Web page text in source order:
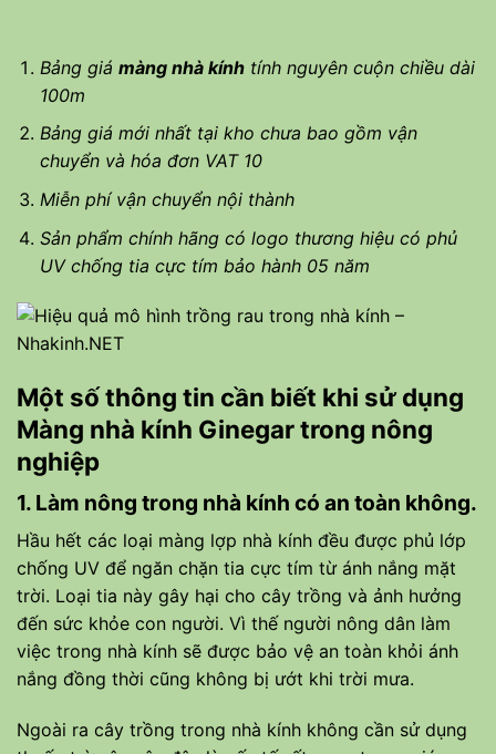
Bảng giá màng nhà kínhtính nguyên cuộn chiều dài
100m
Bảng giá mới nhất tại kho chưa bao gồm vận
chuyển và hóa đơn VAT 10
Miễn phí vận chuyển nội thành
Sản phẩm chính hãng có logo thương hiệu có phủ
UV chống tia cực tím bảo hành 05 năm
Một số thông tin cần biết khi sử dụng
Màng nhà kính Ginegartrong nông
nghiệp
1. Làm nông trong nhà kính có an toàn không.
Hầu hết các loại màng lợp nhà kính đều được phủ lớp
chống UV để ngăn chặn tia cực tím từ ánh nắng mặt
trời. Loại tia này gây hại cho cây trồng và ảnh hưởng
đến sức khỏe con người. Vì thế người nông dân làm
việc trong nhà kính sẽ được bảo vệ an toàn khỏi ánh
nắng đồng thời cũng không bị ướt khi trời mưa.
Ngoài ra cây trồng trong nhà kính không cần sử dụng